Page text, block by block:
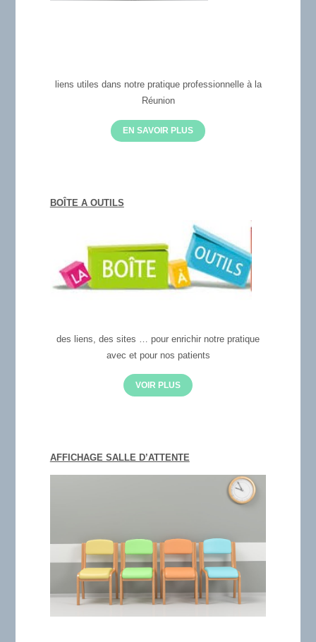
liens utiles dans notre pratique professionnelle à la
Réunion
EN SAVOIR PLUS
BOÎTE A OUTILS
des liens, des sites … pour enrichir notre pratique
avec et pour nos patients
VOIR PLUS
AFFICHAGE SALLE D’ATTENTE